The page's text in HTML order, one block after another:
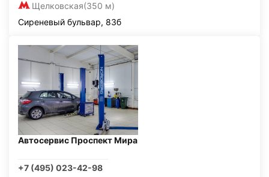
Щелковская(350 м)
Сиреневый бульвар, 83б
Автосервис Проспект Мира
+7 (495) 023-42-98